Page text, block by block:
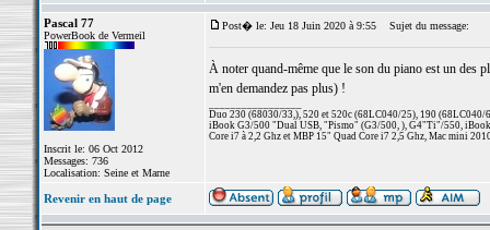
Pascal 77
PowerBook de Vermeil
Inscrit le: 06 Oct 2012
Messages: 736
Localisation: Seine et Marne
Post� le: Jeu 18 Juin 2020 à 9:55 Sujet du message:
À noter quand-même que le son du piano est un des
m'en demandez pas plus) !
Duo 230 (68030/33,), 520 et 520c (68LC040/25), 190 (68LC040/
iBook G3/500 "Dual USB, "Pismo" (G3/500, ), G4"Ti"/550,
Core i7 à 2,2 Ghz et MBP 15" Quad Core i7 2,5 Ghz, Mac mini
Revenir en haut de page